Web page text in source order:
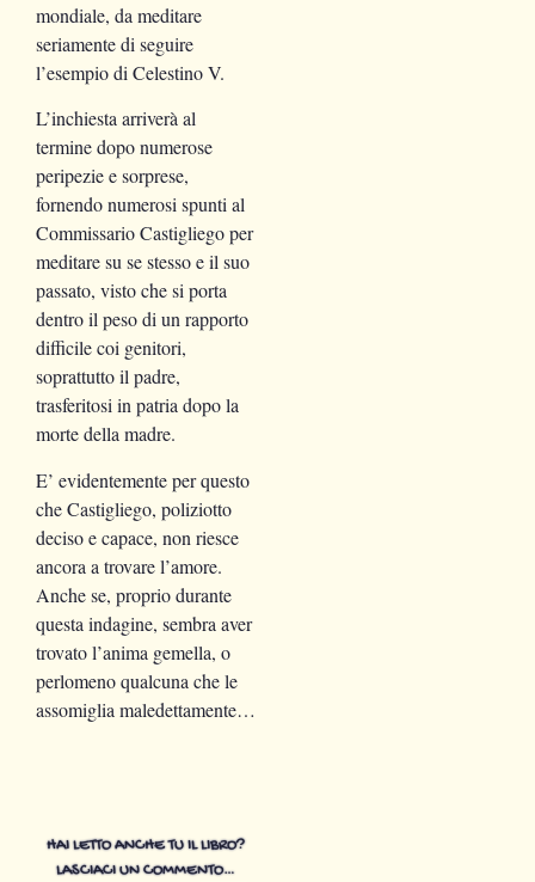
HAI LETTO ANCHE TU IL LIBRO?
LASCIACI UN COMMENTO…
mondiale, da meditare
seriamente di seguire
l’esempio di Celestino V.
L’inchiesta arriverà al
termine dopo numerose
peripezie e sorprese,
fornendo numerosi spunti al
Commissario Castigliego per
meditare su se stesso e il suo
passato, visto che si porta
dentro il peso di un rapporto
difficile coi genitori,
soprattutto il padre,
trasferitosi in patria dopo la
morte della madre.
E’ evidentemente per questo
che Castigliego, poliziotto
deciso e capace, non riesce
ancora a trovare l’amore.
Anche se, proprio durante
questa indagine, sembra aver
trovato l’anima gemella, o
perlomeno qualcuna che le
assomiglia maledettamente…